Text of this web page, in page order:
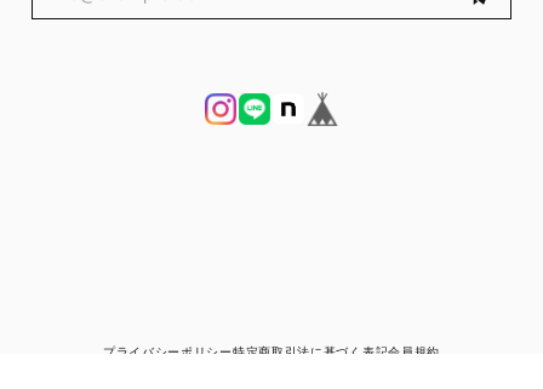
プライバシーポリシー特定商取引法に基づく表記会員規約